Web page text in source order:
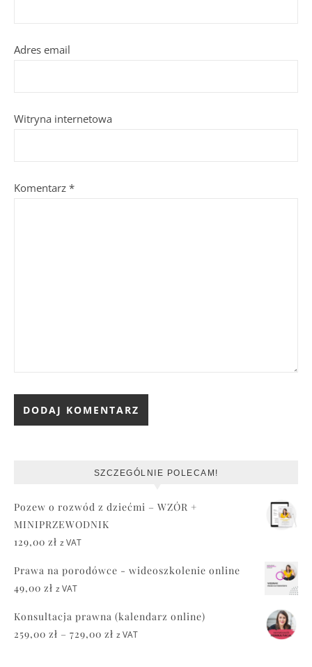
Adres email
Witryna internetowa
Komentarz *
SZCZEGÓLNIE POLECAM!
Pozew o rozwód z dziećmi – WZÓR +
MINIPRZEWODNIK
129,00 zł z VAT
Prawa na porodówce - wideoszkolenie online
49,00 zł z VAT
Konsultacja prawna (kalendarz online)
259,00 zł – 729,00 zł Zakres cen: od 259,00 zł do 729,00 zł
z VAT